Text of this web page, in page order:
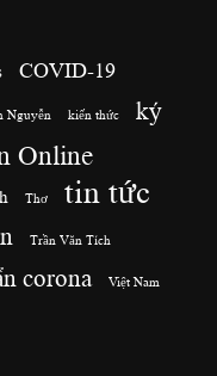
COVID-19
Nguyễn kiến thức ký
Online
Thơ tin tức
Trần Văn Tích
corona Việt Nam